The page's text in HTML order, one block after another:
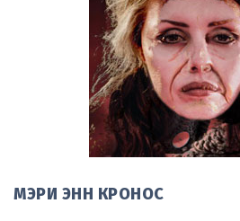
МЭРИ ЭНН КРОНОС